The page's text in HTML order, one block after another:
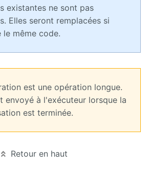
existantes ne sont pas
Elles seront remplacées si
le même code.
est une opération longue.
envoyé à l'exécuteur lorsque la
est terminée.
Retour en haut